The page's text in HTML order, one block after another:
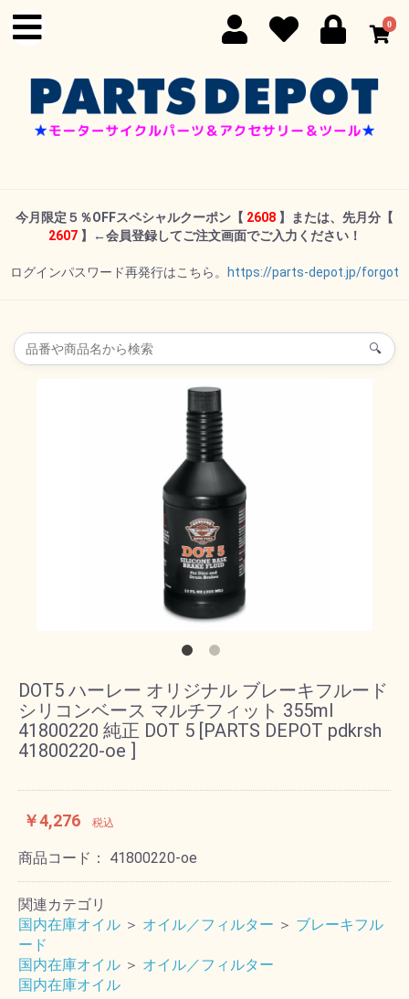
0
今月限定５％OFFスペシャルクーポン 【 2608 】または、先月分【
2607】←会員登録してご注文画面でご入力ください！
ログインパスワード再発行はこちら。 https://parts-depot.jp/forgot
🔍
DOT5 ハーレー オリジナル ブレーキフルード
シリコンベース マルチフィット 355ml
41800220 純正 DOT 5 [PARTS DEPOT pdkrsh
41800220-oe ]
￥4,276 税込
商品コード： 41800220-oe
関連カテゴリ
国内在庫オイル ＞ オイル／フィルター ＞ ブレーキフル
ード
国内在庫オイル ＞ オイル／フィルター
国内在庫オイル